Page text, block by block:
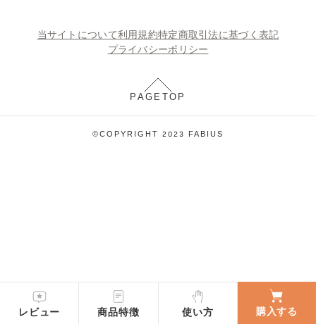
レビュー 商品特徴 使い方 購入する
当サイトについて利用規約特定商取引法に基づく表記
プライバシーポリシー
PAGETOP
©COPYRIGHT 2023 FABIUS